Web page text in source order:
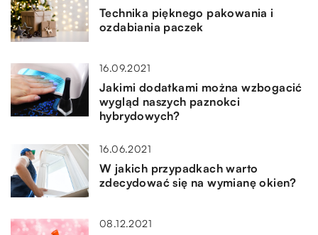
Technika pięknego pakowania i
ozdabiania paczek
16.09.2021
Jakimi dodatkami można wzbogacić
wygląd naszych paznokci
hybrydowych?
16.06.2021
W jakich przypadkach warto
zdecydować się na wymianę okien?
08.12.2021